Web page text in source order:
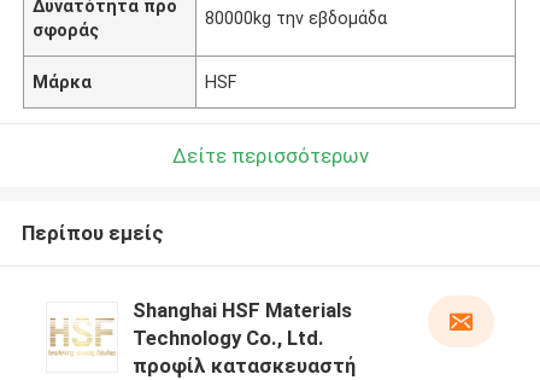
Δυνατότητα προ
σφοράς
80000kg την εβδομάδα
Μάρκα HSF
Δείτε περισσότερων
Περίπου εμείς
Shanghai HSF Materials
Technology Co., Ltd.
προφίλ κατασκευαστή